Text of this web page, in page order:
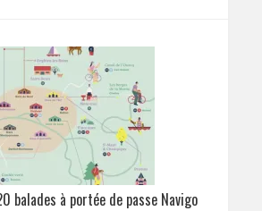
balades à portée de passe Navigo